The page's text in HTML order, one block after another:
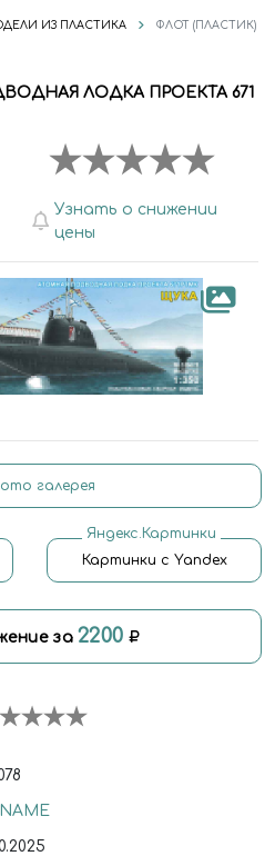
ИЗ ПЛАСТИКА ФЛОТ (ПЛАСТИК)
ЛОДКА ПРОЕКТА 671
Узнать о снижении
цены
галерея
Яндекс.Картинки
Картинки с Yandex
за2200